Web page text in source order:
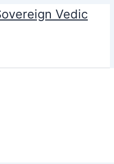
Vedic